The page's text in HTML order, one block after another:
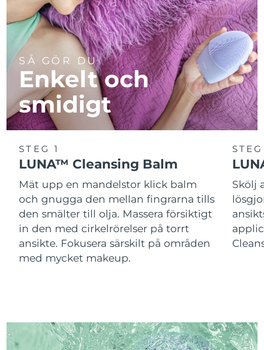
SÅ GÖR DU
Enkelt och
smidigt
STEG 1
LUNA™ Cleansing Balm
Mät upp en mandelstor klick balm
och gnugga den mellan fingrarna tills
den smälter till olja. Massera försiktigt
in den med cirkelrörelser på torrt
ansikte. Fokusera särskilt på områden
med mycket makeup.
Skölj